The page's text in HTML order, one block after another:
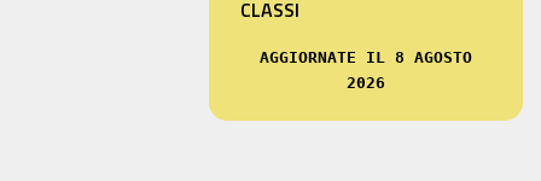
CLASSI
AGGIORNATE IL 8 AGOSTO
2026